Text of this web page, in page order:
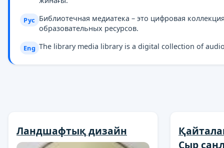
Рус Библиотечная медиатека – это цифровая
образовательных ресурсов.
Eng The library media library is a digital collection of
Ландшафтық дизайн
Сыр